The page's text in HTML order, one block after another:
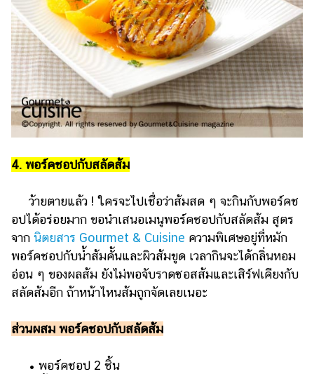
4. พอร์คชอปกับสลัดส้ม
ว้ายตายแล้ว ! ใครจะไปเชื่อว่าส้มสด ๆ จะกินกับพอร์คช
อปได้อร่อยมาก ขอนำเสนอเมนูพอร์คชอปกับสลัดส้ม สูตร
จาก นิตยสาร Gourmet & Cuisine ความพิเศษอยู่ที่หมัก
พอร์คชอปกับน้ำส้มคั้นและผิวส้มขูด เวลากินจะได้กลิ่นหอม
อ่อน ๆ ของผลส้ม ยังไม่พอจับราดซอสส้มและเสิร์ฟเคียงกับ
สลัดส้มอีก ถ้าหน้าไหนส้มถูกจัดเลยเนอะ
ส่วนผสม พอร์คชอปกับสลัดส้ม
• พอร์คชอป 2 ชิ้น